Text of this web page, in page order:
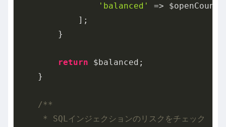
'balanced'
=> $openCount
            ];
        }
return $balanced;
    }
/**
     * SQLインジェクションのリスクをチェック